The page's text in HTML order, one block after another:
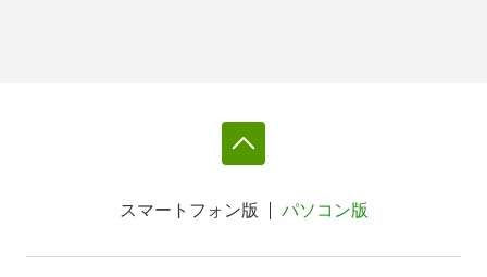
スマートフォン版 パソコン版